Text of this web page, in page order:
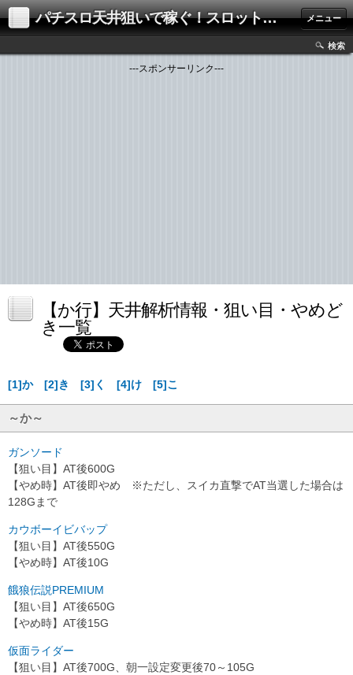
パチスロ天井狙いで稼ぐ！スロット解析・攻略ブログ メニュー
検索
---スポンサーリンク---
【か行】天井解析情報・狙い目・やめど
き一覧
[1]か [2]き [3]く [4]け [5]こ
～か～
ガンソード
【狙い目】AT後600G
【やめ時】AT後即やめ ※ただし、スイカ直撃でAT当選した場合は
128Gまで
カウボーイビバップ
【狙い目】AT後550G
【やめ時】AT後10G
餓狼伝説PREMIUM
【狙い目】AT後650G
【やめ時】AT後15G
仮面ライダー
【狙い目】AT後700G、朝一設定変更後70～105G